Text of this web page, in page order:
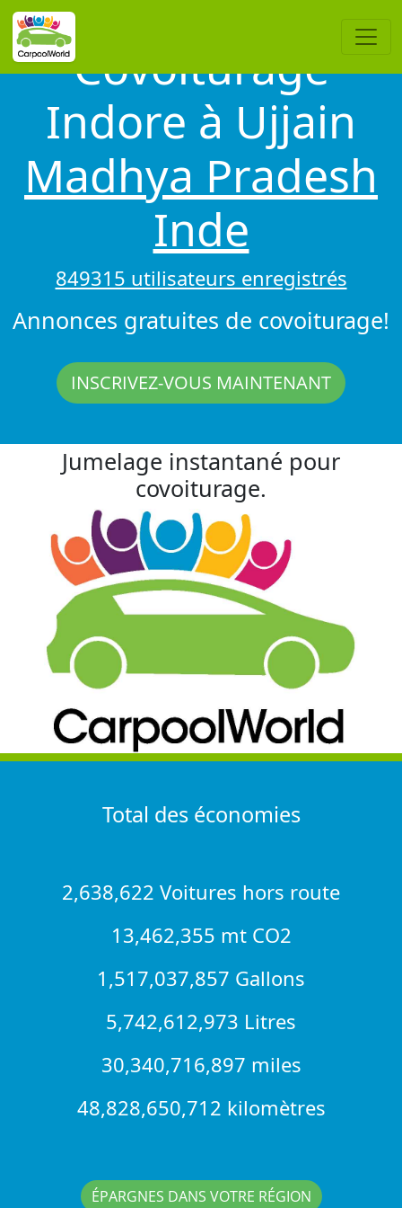
Covoiturage
Indore à Ujjain
Madhya Pradesh
Inde
849315 utilisateurs enregistrés
Annonces gratuites de covoiturage!
INSCRIVEZ-VOUS MAINTENANT
Jumelage instantané pour
covoiturage.
Total des économies
2,638,622 Voitures hors route
13,462,355 mt CO2
1,517,037,857 Gallons
5,742,612,973 Litres
30,340,716,897 miles
48,828,650,712 kilomètres
ÉPARGNES DANS VOTRE RÉGION